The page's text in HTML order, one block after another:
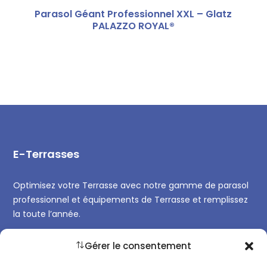
Gérer le consentement
Parasol Géant Professionnel XXL – Glatz
PALAZZO ROYAL®
E-Terrasses
Optimisez votre Terrasse avec notre gamme de parasol
professionnel et équipements de Terrasse et remplissez
la toute l’année.